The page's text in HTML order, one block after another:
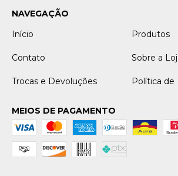
NAVEGAÇÃO
Início
Produtos
Contato Sobre a
Trocas e Devoluções Política de
MEIOS DE PAGAMENTO